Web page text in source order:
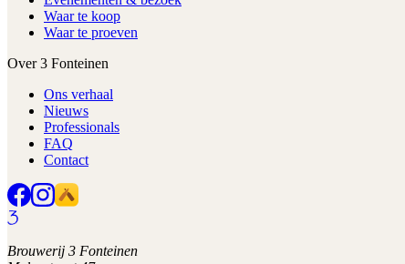
Waar te koop
Waar te proeven
Over 3 Fonteinen
Ons verhaal
Nieuws
Professionals
FAQ
Contact
Brouwerij 3 Fonteinen